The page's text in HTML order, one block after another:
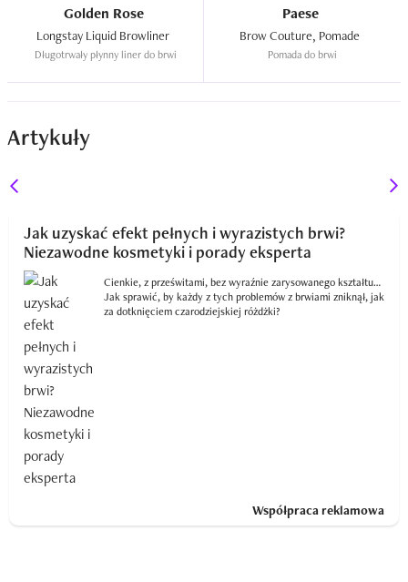
Golden Rose
Długotrwały płynny liner do brwi
Paese
Pomada do brwi
Artykuły
Jak uzyskać efekt pełnych i wyrazistych brwi?
Niezawodne kosmetyki i porady eksperta
Cienkie, z prześwitami, bez wyraźnie zarysowanego kształtu…
Jak sprawić, by każdy z tych problemów z brwiami zniknął, jak
za dotknięciem czarodziejskiej różdżki?
Współpraca reklamowa